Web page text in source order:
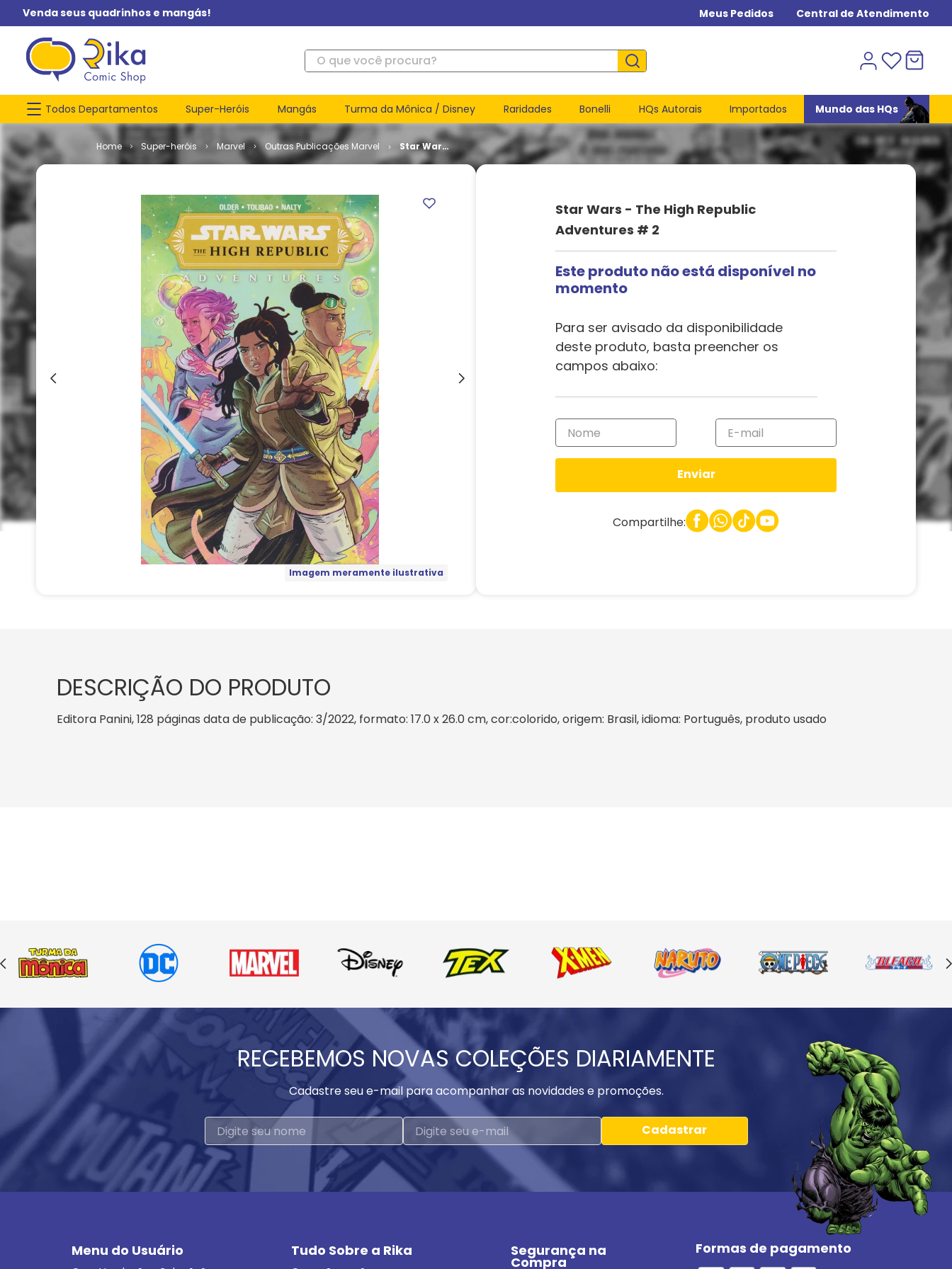
Venda seus quadrinhos e mangás! Meus Pedidos Central de Atendimento
O que você procura?
Todos Departamentos Super-Heróis Mangás Turma da Mônica / Disney Raridades Bonelli HQs Autorais Importados Mundo das HQs
Super-heróis Marvel Outras Publicações Marvel
Star Wars
- The High
Imagem meramente ilustrativa
Star Wars - The High Republic
Adventures # 2
Este produto não está disponível no
momento
Para ser avisado da disponibilidade
deste produto, basta preencher os
campos abaixo:
Enviar
Compartilhe:
DESCRIÇÃO DO PRODUTO
Editora Panini, 128 páginas data de publicação: 3/2022, formato: 17.0 x 26.0 cm, cor:colorido, origem: Brasil, idioma: Português, produto usado
RECEBEMOS NOVAS COLEÇÕES DIARIAMENTE
Cadastre seu e-mail para acompanhar as novidades e promoções.
Cadastrar
Menu do Usuário Tudo Sobre a Rika Segurança na
Compra
Formas de pagamento